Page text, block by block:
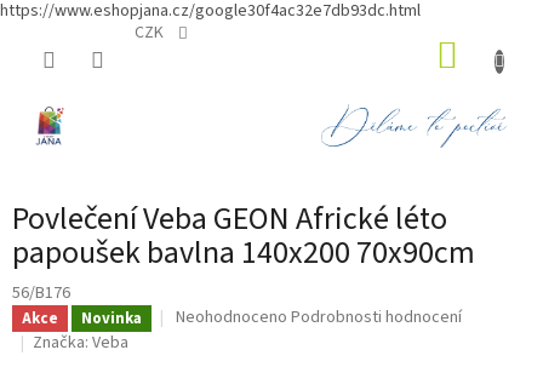
https://www.eshopjana.cz/google30f4ac32e7db93dc.html
CZK
Povlečení Veba GEON Africké léto
papoušek bavlna 140x200 70x90cm
56/B176
Akce Novinka
Průměrné
Neohodnoceno Podrobnosti hodnocení
Značka: Veba